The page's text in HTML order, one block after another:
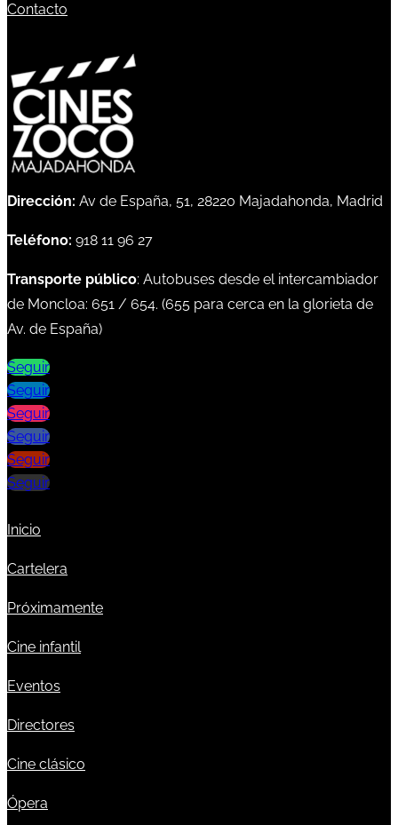
Contacto
Dirección: Av de España, 51, 28220 Majadahonda, Madrid
Teléfono: 918 11 96 27
Transporte público: Autobuses desde el intercambiador
de Moncloa: 651 / 654. (655 para cerca en la glorieta de
Av. de España)
Seguir
Seguir
Seguir
Seguir
Seguir
Seguir
Inicio
Cartelera
Próximamente
Cine infantil
Eventos
Directores
Cine clásico
Ópera